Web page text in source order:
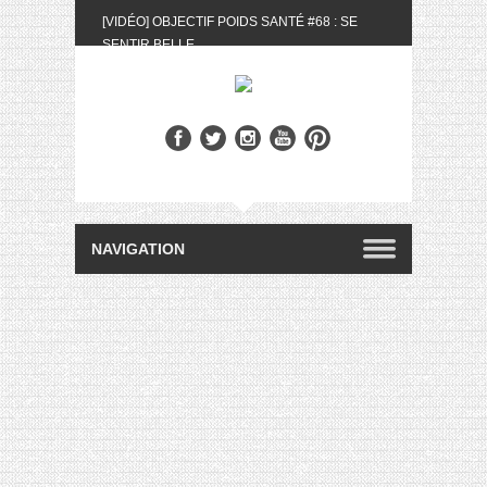
[VIDÉO] OBJECTIF POIDS SANTÉ #68 : SE
SENTIR BELLE
BIOTYFULL BOX DU MOIS DE MAI 2024 FEAT.
[VIDÉO] QUITOQUE #10 : MEAL PREP &
CONVIVIALITÉ
[VIDÉO] UNBOXING : LES MY LITTLE &
BIOTYFULL BOX DU MOIS D’AVRIL 2024
FEAT. AKILA
[VIDÉO] OBJECTIF POIDS SANTÉ #67 : L’AVIS
DES AUTRES, CE N’EST QUE LA VIE DES
AUTRES
[VIDÉO] UNBOXING : LES MY LITTLE &
BIOTYFULL BOX DES MOIS DE FÉVRIER ET
MARS 2024 FEAT. AKILA
[VIDÉO] LA SÉLECTION DU MOIS
#JANVIER2024